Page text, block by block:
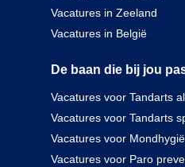
Vacatures in Zeeland
Vacatures in België
De baan die bij jou
Vacatures voor Tandarts
Vacatures voor Tandarts
Vacatures voor
Vacatures voor Paro